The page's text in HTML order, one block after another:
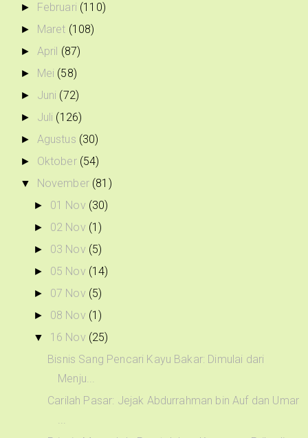
► Februari (110)
► Maret (108)
► April (87)
► Mei (58)
► Juni (72)
► Juli (126)
► Agustus (30)
► Oktober (54)
▼ November (81)
► 01 Nov (30)
► 02 Nov (1)
► 03 Nov (5)
► 05 Nov (14)
► 07 Nov (5)
► 08 Nov (1)
▼ 16 Nov (25)
Bisnis Sang Pencari Kayu Bakar: Dimulai dari
Menju...
Carilah Pasar: Jejak Abdurrahman bin Auf dan Umar
...